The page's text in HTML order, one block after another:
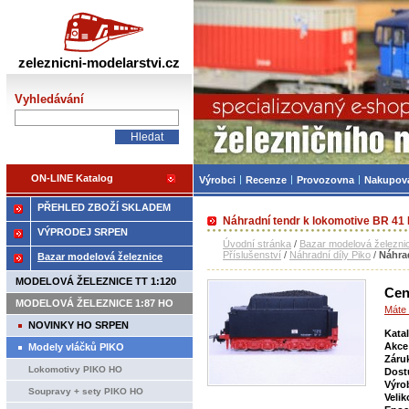
Náhradní tendr k lokomotive BR 41
Úvodní stránka / Bazar modelová
Příslušenství / Náhradní díly Piko /
PŘEHLED ZBOŽÍ SKLADEM
VÝPRODEJ SRPEN
Bazar modelová železnice
MODELOVÁ ŽELEZNICE TT 1:120
MODELOVÁ ŽELEZNICE 1:87 HO
NOVINKY HO SRPEN
Modely vláčků PIKO
Lokomotivy PIKO HO
Soupravy + sety PIKO HO
zeleznicni-modelarstvi.cz
Vyhledávání
ON-LINE Katalog
Železniční
Výrobci Recenze Provozovna